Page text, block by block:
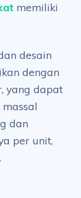
memiliki
desain
dengan
yang dapat
dan
per unit,